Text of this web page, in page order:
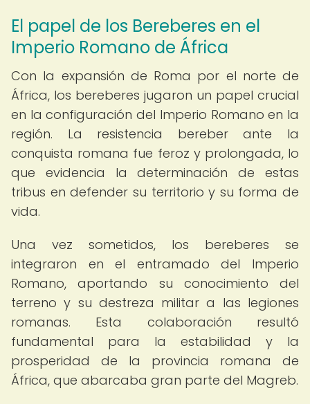
El papel de los Bereberes en el
Imperio Romano de África
Con la expansión de Roma por el norte de
África, los bereberes jugaron un papel crucial
en la configuración del Imperio Romano en la
región. La resistencia bereber ante la
conquista romana fue feroz y prolongada, lo
que evidencia la determinación de estas
tribus en defender su territorio y su forma de
vida.
Una vez sometidos, los bereberes se
integraron en el entramado del Imperio
Romano, aportando su conocimiento del
terreno y su destreza militar a las legiones
romanas. Esta colaboración resultó
fundamental para la estabilidad y la
prosperidad de la provincia romana de
África, que abarcaba gran parte del Magreb.